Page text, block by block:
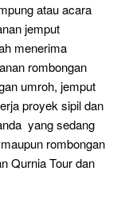
atau acara
jemput
menerima
rombongan
umroh, jemput
proyek sipil dan
yang sedang
rombongan
Qurnia Tour dan